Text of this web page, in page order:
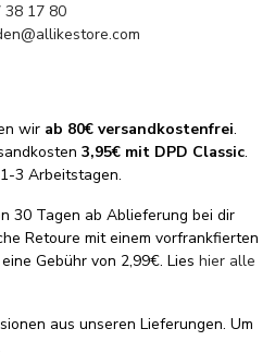
38 17 80
wir ab 80€ versandkostenfrei.
3,95€ mit DPD Classic.
3 Arbeitstagen.
30 Tagen ab Ablieferung bei dir
Retoure mit einem vorfrankfierten
Gebühr von 2,99€. Lies hier alle
aus unseren Lieferungen. Um